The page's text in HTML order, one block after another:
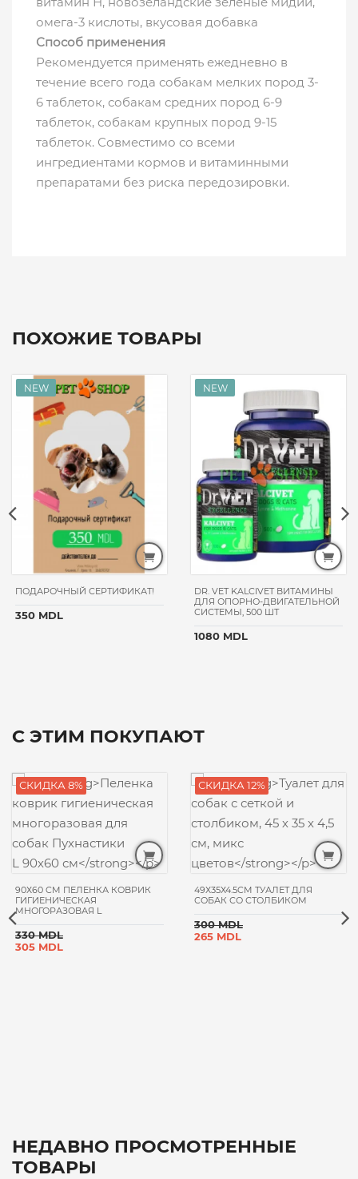
омега-3 кислоты, вкусовая добавка
Способ применения
Рекомендуется применять ежедневно в
течение всего года собакам мелких пород 3-
6 таблеток, собакам средних пород 6-9
таблеток, собакам крупных пород 9-15
таблеток. Совместимо со всеми
ингредиентами кормов и витаминными
препаратами без риска передозировки.
ПОХОЖИЕ ТОВАРЫ
ПОДАРОЧНЫЙ СЕРТИФИКАТ!
350 MDL
DR. VET KALCIVET ВИТАМИНЫ
ДЛЯ ОПОРНО-ДВИГАТЕЛЬНОЙ
СИСТЕМЫ, 500 ШТ
1080 MDL
С ЭТИМ ПОКУПАЮТ
СКИДКА 8%
90Х60 CM ПЕЛЕНКА КОВРИК
ГИГИЕНИЧЕСКАЯ
МНОГОРАЗОВАЯ L
330 MDL
305 MDL
СКИДКА 12%
49Х35Х4.5CM ТУАЛЕТ ДЛЯ
СОБАК СО СТОЛБИКОМ
300 MDL
265 MDL
НЕДАВНО ПРОСМОТРЕННЫЕ
ТОВАРЫ